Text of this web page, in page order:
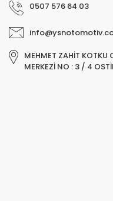
0507 576 64 03
MEHMET ZAHİT KOTKU
MERKEZİ NO : 3 / 4